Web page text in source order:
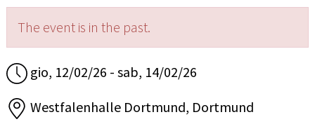
The event is in the past.
gio, 12/02/26 - sab, 14/02/26
Westfalenhalle Dortmund, Dortmund